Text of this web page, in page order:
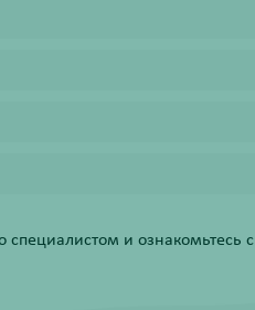
специалистом и ознакомьтесь с